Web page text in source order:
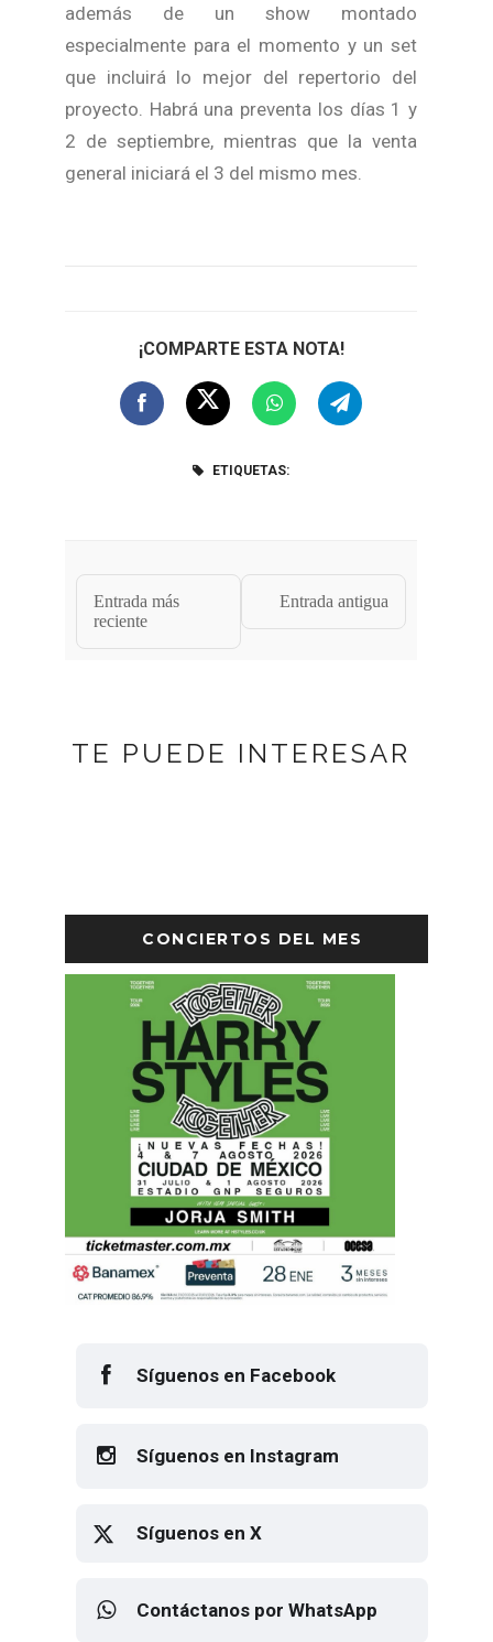
además de un show montado
especialmente para el momento y un set
que incluirá lo mejor del repertorio del
proyecto. Habrá una preventa los días 1 y
2 de septiembre, mientras que la venta
general iniciará el 3 del mismo mes.
¡COMPARTE ESTA NOTA!
ETIQUETAS:
Entrada más
reciente
Entrada antigua
TE PUEDE INTERESAR
CONCIERTOS DEL MES
Síguenos en Facebook
Síguenos en Instagram
Síguenos en X
Contáctanos por WhatsApp